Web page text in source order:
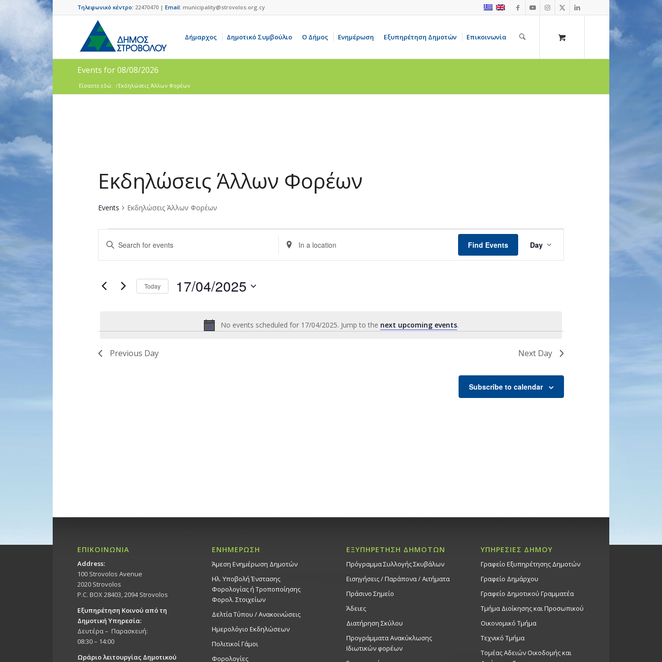
Τηλεφωνικό κέντρο: 22470470 | Email: municipality@strovolos.org.cy
Δήμαρχος Δημοτικό Συμβούλιο Ο Δήμος Ενημέρωση Εξυπηρέτηση Δημοτών Επικοινωνία
Events for 08/08/2026
Είσαστε εδώ: /Εκδηλώσεις Άλλων Φορέων
Εκδηλώσεις Άλλων Φορέων
Events Εκδηλώσεις Άλλων Φορέων
Notice
No events scheduled for 17/04/2025. Jump to the next upcoming events.
Events
Search
and
Views
Navigation
Enter
Keyword.
Search
Events
Enter
Location.
Search
Find Events
Views
Day
Today 17/04/2025
Previous Day Next Day
Subscribe to calendar
ΕΠΙΚΟΙΝΩΝΙΑ
Address:
100 Strovolos Avenue
2020 Strovolos
P.C. BOX 28403, 2094 Strovolos
Εξυπηρέτηση Κοινού από τη
Δημοτική Υπηρεσία:
Δευτέρα – Παρασκευή:
08:30 – 14:00
Ωράριο λειτουργίας Δημοτικού
ΕΝΗΜΕΡΩΣΗ
Άμεση Ενημέρωση Δημοτών
Ηλ. Υποβολή Ένστασης
Φορολογίας ή Τροποποίησης
Φορολ. Στοιχείων
Δελτία Τύπου / Ανακοινώσεις
Ημερολόγιο Εκδηλώσεων
Πολιτικοί Γάμοι
Φορολογίες
ΕΞΥΠΗΡΕΤΗΣΗ ΔΗΜΟΤΩΝ
Πρόγραμμα Συλλογής Σκυβάλων
Εισηγήσεις / Παράπονα / Αιτήματα
Πράσινο Σημείο
Άδειες
Διατήρηση Σκύλου
Προγράμματα Ανακύκλωσης
Ιδιωτικών φορέων
ΥΠΗΡΕΣΙΕΣ ΔΗΜΟΥ
Γραφείο Εξυπηρέτησης Δημοτών
Γραφείο Δημάρχου
Γραφείο Δημοτικού Γραμματέα
Τμήμα Διοίκησης και Προσωπικού
Οικονομικό Τμήμα
Τεχνικό Τμήμα
Τομέας Αδειών Οικοδομής και